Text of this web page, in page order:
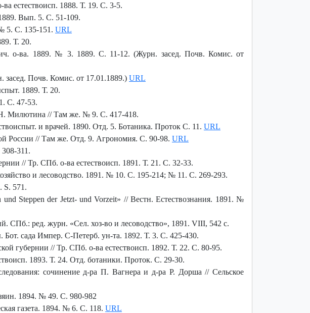
естествоисп. 1888. Т. 19. С. 3-5.
Вып. 5. С. 51-109.
5. C. 135-151. URL
Т. 20.
о-ва. 1889. № 3. 1889. С. 11-12. (Журн. засед. Почв. Комис. от
Почв. Комис. от 17.01.1889.) URL
1889. Т. 20.
С. 47-53.
Милютина // Там же. № 9. С. 417-418.
и врачей. 1890. Отд. 5. Ботаника. Проток С. 11. URL
России // Там же. Отд. 9. Агрономия. С. 90-98. URL
311.
// Тр. СПб. о-ва естествоисп. 1891. Т. 21. С. 32-33.
и лесоводство. 1891. № 10. С. 195-214; № 11. С. 269-293.
S. 571.
Steppen der Jetzt- und Vorzeit» // Вестн. Естествознания. 1891. №
СПб.: ред. журн. «Сел. хоз-во и лесоводство», 1891. VIII, 542 с.
Бот. сада Импер. С-Петерб. ун-та. 1892. Т. 3. С. 425-430.
губернии // Тр. СПб. о-ва естествоисп. 1892. Т. 22. С. 80-95.
1893. Т. 24. Отд. ботаники. Проток. С. 29-30.
сочинение д-ра П. Вагнера и д-ра Р. Дорша // Сельское
1894. № 49. С. 980-982
газета. 1894. № 6. С. 118. URL